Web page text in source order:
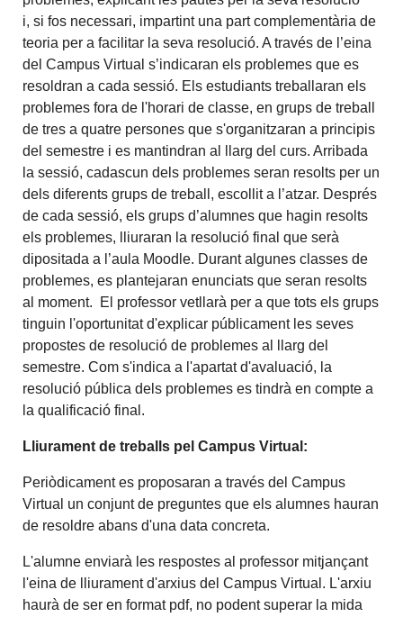
i, si fos necessari, impartint una part complementària de
teoria per a facilitar la seva resolució. A través de l’eina
del Campus Virtual s’indicaran els problemes que es
resoldran a cada sessió. Els estudiants treballaran els
problemes fora de l'horari de classe, en grups de treball
de tres a quatre persones que s'organitzaran a principis
del semestre i es mantindran al llarg del curs. Arribada
la sessió, cadascun dels problemes seran resolts per un
dels diferents grups de treball, escollit a l’atzar. Després
de cada sessió, els grups d’alumnes que hagin resolts
els problemes, lliuraran la resolució final que serà
dipositada a l’aula Moodle. Durant algunes classes de
problemes, es plantejaran enunciats que seran resolts
al moment. El professor vetllarà per a que tots els grups
tinguin l'oportunitat d'explicar públicament les seves
propostes de resolució de problemes al llarg del
semestre. Com s'indica a l'apartat d'avaluació, la
resolució pública dels problemes es tindrà en compte a
la qualificació final.
Lliurament de treballs pel Campus Virtual:
Periòdicament es proposaran a través del Campus
Virtual un conjunt de preguntes que els alumnes hauran
de resoldre abans d'una data concreta.
L'alumne enviarà les respostes al professor mitjançant
l'eina de lliurament d'arxius del Campus Virtual. L'arxiu
haurà de ser en format pdf, no podent superar la mida